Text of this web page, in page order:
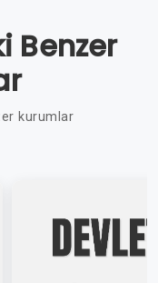
Benzer
kurumlar